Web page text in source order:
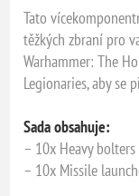
Tato
těžkých zbraní pro
Warhammer: The
Legionaries, aby se
Sada obsahuje:
– 10x Heavy bolters
– 10x Missile